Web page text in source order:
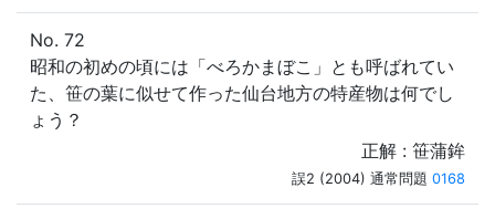
No. 72
昭和の初めの頃には「べろかまぼこ」とも呼ばれてい
た、笹の葉に似せて作った仙台地方の特産物は何でし
ょう？
正解 : 笹蒲鉾
誤2 (2004) 通常問題 0168